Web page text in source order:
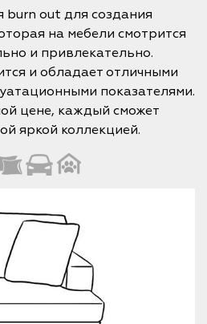
burn out для создания
на мебели смотрится
и привлекательно.
и обладает отличными
показателями.
цене, каждый сможет
яркой коллекцией.